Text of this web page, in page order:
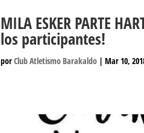
MILA ESKER PARTE
los participantes!
porClub Atletismo Barakaldo |Mar 10,